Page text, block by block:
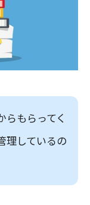
らもらってく
理しているの